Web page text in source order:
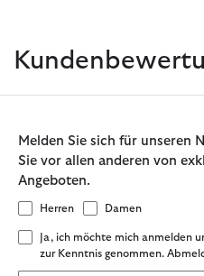
Melden Sie sich für unseren
Sie vor allen anderen von
Angeboten.
Herren Damen
Ja, ich möchte mich anmelden
zur Kenntnis genommen.